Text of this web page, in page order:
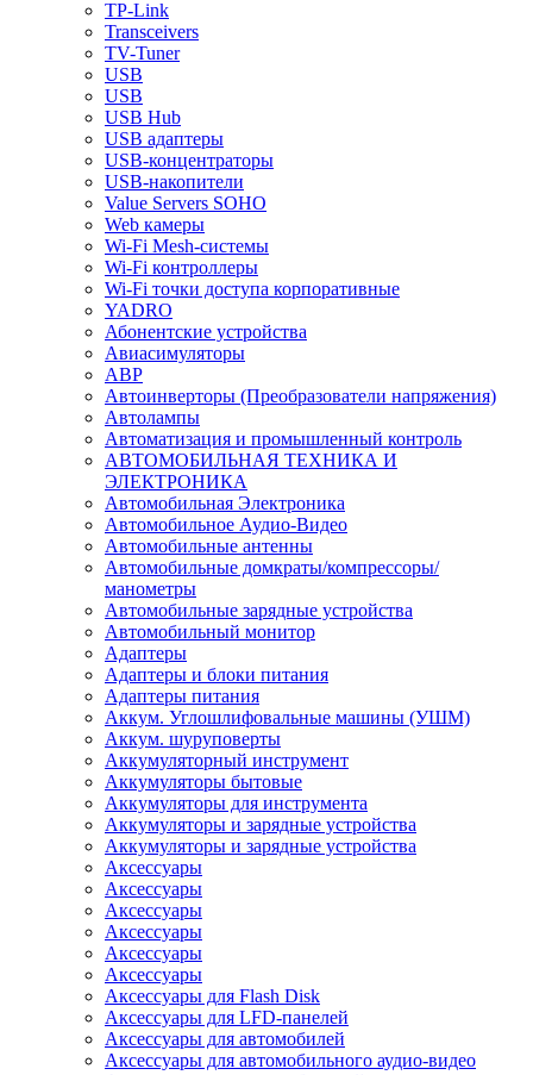
TP-Link
Transceivers
TV-Tuner
USB
USB
USB Hub
USB адаптеры
USB-концентраторы
USB-накопители
Value Servers SOHO
Web камеры
Wi-Fi Mesh-системы
Wi-Fi контроллеры
Wi-Fi точки доступа корпоративные
YADRO
Абонентские устройства
Авиасимуляторы
АВР
Автоинверторы (Преобразователи напряжения)
Автолампы
Автоматизация и промышленный контроль
АВТОМОБИЛЬНАЯ ТЕХНИКА И
ЭЛЕКТРОНИКА
Автомобильная Электроника
Автомобильное Аудио-Видео
Автомобильные антенны
Автомобильные домкраты/компрессоры/
манометры
Автомобильные зарядные устройства
Автомобильный монитор
Адаптеры
Адаптеры и блоки питания
Адаптеры питания
Аккум. Углошлифовальные машины (УШМ)
Аккум. шуруповерты
Аккумуляторный инструмент
Аккумуляторы бытовые
Аккумуляторы для инструмента
Аккумуляторы и зарядные устройства
Аккумуляторы и зарядные устройства
Аксессуары
Аксессуары
Аксессуары
Аксессуары
Аксессуары
Аксессуары
Аксессуары для Flash Disk
Аксессуары для LFD-панелей
Аксессуары для автомобилей
Аксессуары для автомобильного аудио-видео